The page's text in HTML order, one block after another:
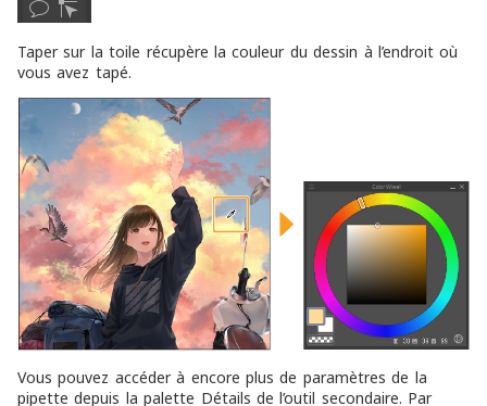
Taper sur la toile récupère la couleur du dessin à l’endroit où
vous avez tapé.
Vous pouvez accéder à encore plus de paramètres de la
pipette depuis la palette Détails de l’outil secondaire. Par